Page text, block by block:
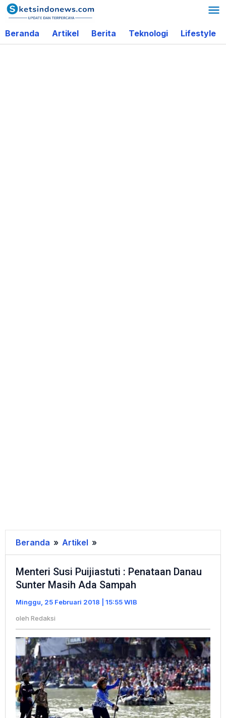
Lewati
ke
konten
Beranda Artikel Berita Teknologi Lifestyle
Beranda » Artikel »
Susi
Puijiastuti
:
Penataan
Sunter
Masih
Ada
Sampah
Menteri Susi Puijiastuti : Penataan Danau
Sunter Masih Ada Sampah
Minggu, 25 Februari 2018 | 15:55 WIB
oleh Redaksi